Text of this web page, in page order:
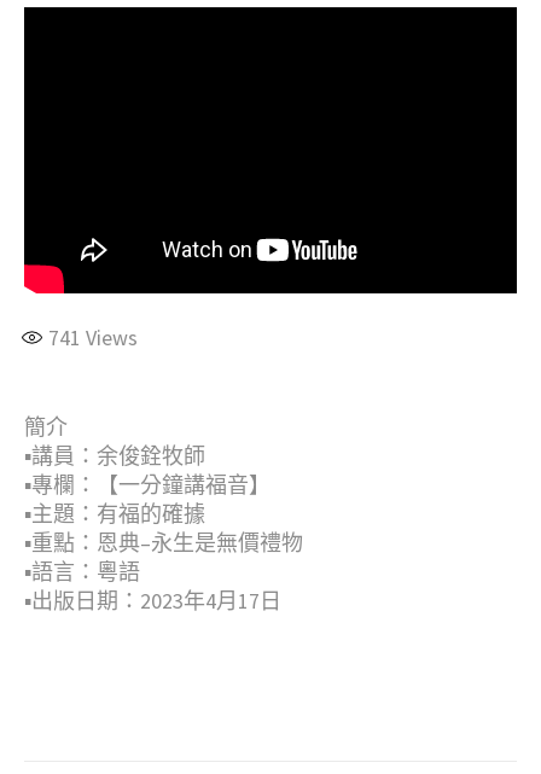
741 Views
簡介
▪︎講員：余俊銓牧師
▪︎專欄：【一分鐘講福音】
▪︎主題：有福的確據
▪︎重點：恩典–永生是無價禮物
▪︎語言：粵語
▪︎出版日期：2023年4月17日